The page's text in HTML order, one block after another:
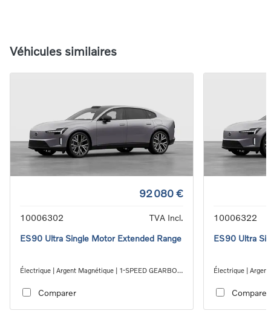
Véhicules similaires
92 080 €
10006302
TVA Incl.
ES90 Ultra Single Motor Extended Range
Électrique | Argent Magnétique | 1-SPEED GEARBOX
Comparer
10006322
ES90 Ultra
Électrique |
Comparer